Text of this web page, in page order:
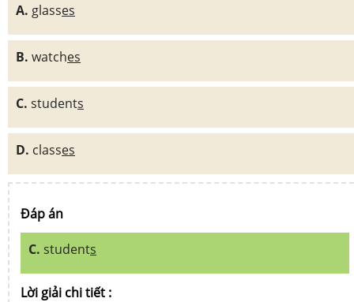
A. glasses
B. watches
C. students
D. classes
Đáp án
C. students
Lời giải chi tiết :